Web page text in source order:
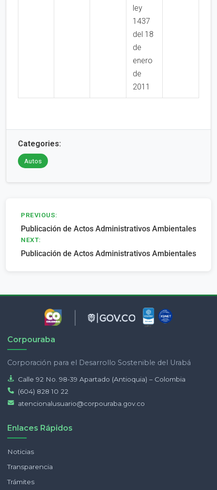
ley
1437
del 18
de
enero
de
2011
Categories:
Autos
Navegación
de
entradas
PREVIOUS:
Publicación de Actos Administrativos Ambientales
NEXT:
Publicación de Actos Administrativos Ambientales
Corpouraba
Corporación para el Desarrollo Sostenible del Urabá
Calle 92 No. 98-39 Apartado (Antioquia) – Colombia
(604) 828 10 22
atencionalusuario@corpouraba.gov.co
Enlaces Rápidos
Noticias
Transparencia
Trámites